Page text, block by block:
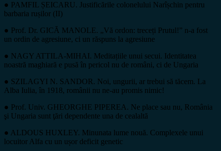
● PAMFIL ȘEICARU. Justificările colonelului Narîșchin pentru
barbaria rușilor (II)
● Prof. Dr. GICĂ MANOLE. „Vă ordon: treceți Prutul!” n-a fost
un ordin de agresiune, ci un răspuns la agresiune
● NAGY ATTILA-MIHAI. Meditațiile unui secui. Identitatea
noastră maghiară e pusă în pericol nu de români, ci de Ungaria
● SZILAGYI N. SANDOR. Noi, ungurii, ar trebui să tăcem. La
Alba Iulia, în 1918, românii nu ne-au promis nimic!
● Prof. Univ. GHEORGHE PIPEREA. Ne place sau nu, România
şi Ungaria sunt ţări dependente una de cealaltă
● ALDOUS HUXLEY. Minunata lume nouă. Complexele unui
locuitor Alfa cu un ușor deficit genetic